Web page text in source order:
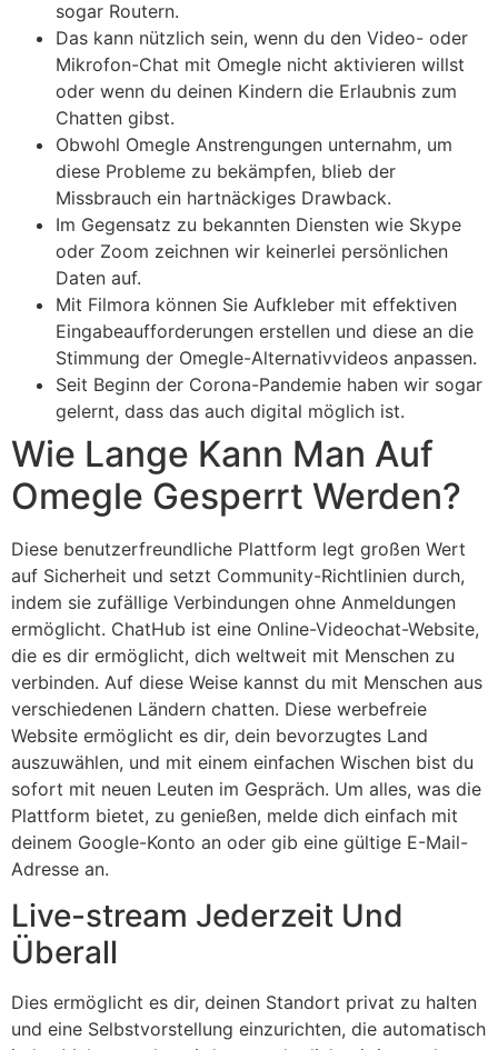
sogar Routern.
Das kann nützlich sein, wenn du den Video- oder
Mikrofon-Chat mit Omegle nicht aktivieren willst
oder wenn du deinen Kindern die Erlaubnis zum
Chatten gibst.
Obwohl Omegle Anstrengungen unternahm, um
diese Probleme zu bekämpfen, blieb der
Missbrauch ein hartnäckiges Drawback.
Im Gegensatz zu bekannten Diensten wie Skype
oder Zoom zeichnen wir keinerlei persönlichen
Daten auf.
Mit Filmora können Sie Aufkleber mit effektiven
Eingabeaufforderungen erstellen und diese an die
Stimmung der Omegle-Alternativvideos anpassen.
Seit Beginn der Corona-Pandemie haben wir sogar
gelernt, dass das auch digital möglich ist.
Wie Lange Kann Man Auf
Omegle Gesperrt Werden?
Diese benutzerfreundliche Plattform legt großen Wert
auf Sicherheit und setzt Community-Richtlinien durch,
indem sie zufällige Verbindungen ohne Anmeldungen
ermöglicht. ChatHub ist eine Online-Videochat-Website,
die es dir ermöglicht, dich weltweit mit Menschen zu
verbinden. Auf diese Weise kannst du mit Menschen aus
verschiedenen Ländern chatten. Diese werbefreie
Website ermöglicht es dir, dein bevorzugtes Land
auszuwählen, und mit einem einfachen Wischen bist du
sofort mit neuen Leuten im Gespräch. Um alles, was die
Plattform bietet, zu genießen, melde dich einfach mit
deinem Google-Konto an oder gib eine gültige E-Mail-
Adresse an.
Live-stream Jederzeit Und
Überall
Dies ermöglicht es dir, deinen Standort privat zu halten
und eine Selbstvorstellung einzurichten, die automatisch